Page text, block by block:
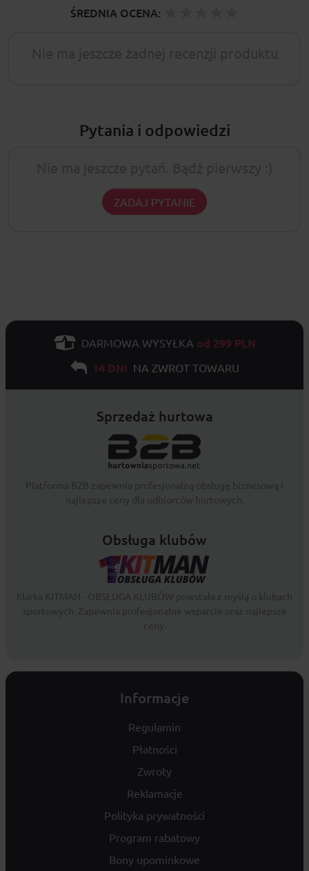
ŚREDNIA OCENA:
Pytania i odpowiedzi
ZADAJ PYTANIE
DARMOWA WYSYŁKA od 299 PLN
14 DNI NA ZWROT TOWARU
Sprzedaż hurtowa
Obsługa klubów
Informacje
Regulamin
Płatności
Zwroty
Reklamacje
Polityka prywatności
Program rabatowy
Bony upominkowe